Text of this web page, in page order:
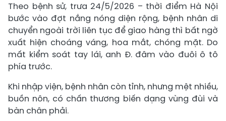
Theo bệnh sử, trưa 24/5/2026 – thời điểm Hà Nội
bước vào đợt nắng nóng diện rộng, bệnh nhân di
chuyển ngoài trời liên tục để giao hàng thì bất ngờ
xuất hiện choáng váng, hoa mắt, chóng mặt. Do
mất kiểm soát tay lái, anh Đ. đâm vào đuôi ô tô
phía trước.
Khi nhập viện, bệnh nhân còn tỉnh, nhưng mệt nhiều,
buồn nôn, có chấn thương biến dạng vùng đùi và
bàn chân phải.